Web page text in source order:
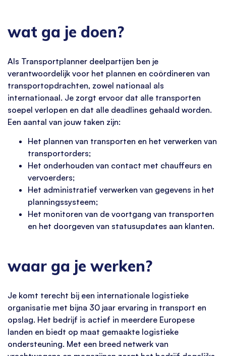
wat ga je doen?
Als Transportplanner deelpartijen ben je
verantwoordelijk voor het plannen en coördineren van
transportopdrachten, zowel nationaal als
internationaal. Je zorgt ervoor dat alle transporten
soepel verlopen en dat alle deadlines gehaald worden.
Een aantal van jouw taken zijn:
Het plannen van transporten en het verwerken van
transportorders;
Het onderhouden van contact met chauffeurs en
vervoerders;
Het administratief verwerken van gegevens in het
planningssysteem;
Het monitoren van de voortgang van transporten
en het doorgeven van statusupdates aan klanten.
waar ga je werken?
Je komt terecht bij een internationale logistieke
organisatie met bijna 30 jaar ervaring in transport en
opslag. Het bedrijf is actief in meerdere Europese
landen en biedt op maat gemaakte logistieke
ondersteuning. Met een breed netwerk van